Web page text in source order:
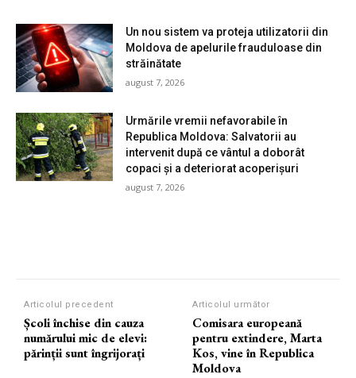
Un nou sistem va proteja utilizatorii din
Moldova de apelurile frauduloase din
străinătate
august 7, 2026
Urmările vremii nefavorabile în
Republica Moldova: Salvatorii au
intervenit după ce vântul a doborât
copaci și a deteriorat acoperișuri
august 7, 2026
Articolul precedent
Școli închise din cauza
numărului mic de elevi:
părinții sunt îngrijorați
Articolul următor
Comisara europeană
pentru extindere, Marta
Kos, vine în Republica
Moldova